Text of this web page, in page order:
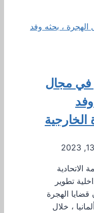
في مجال
الخارجية
تطوير
قضايا الهجرة
، خلال